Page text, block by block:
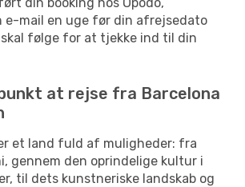
e-mail en uge før din afrejsedato
følge for at tjekke ind til din
at rejse fra Barcelona
et land fuld af muligheder: fra
gennem den oprindelige kultur i
til dets kunstneriske landskab og